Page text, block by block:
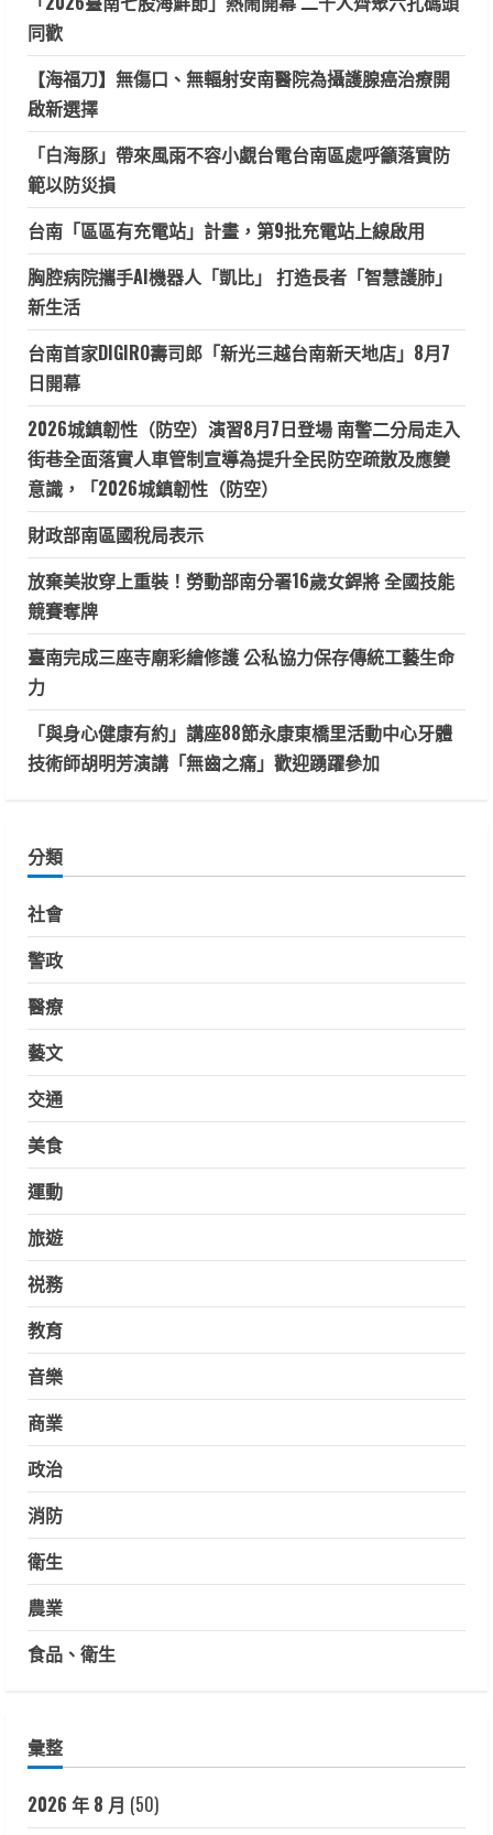
同歡
【海福刀】無傷口、無輻射安南醫院為攝護腺癌治療開
啟新選擇
「白海豚」帶來風雨不容小覷台電台南區處呼籲落實防
範以防災損
台南「區區有充電站」計畫，第9批充電站上線啟用
胸腔病院攜手AI機器人「凱比」 打造長者「智慧護肺」
新生活
台南首家DIGIRO壽司郎「新光三越台南新天地店」8月7
日開幕
2026城鎮韌性（防空）演習8月7日登場 南警二分局走入
街巷全面落實人車管制宣導為提升全民防空疏散及應變
意識，「2026城鎮韌性（防空）
財政部南區國稅局表示
放棄美妝穿上重裝！勞動部南分署16歲女銲將 全國技能
競賽奪牌
臺南完成三座寺廟彩繪修護 公私協力保存傳統工藝生命
力
「與身心健康有約」講座88節永康東橋里活動中心牙體
技術師胡明芳演講「無齒之痛」歡迎踴躍參加
分類
社會
警政
醫療
藝文
交通
美食
運動
旅遊
祱務
教育
音樂
商業
政治
消防
衛生
農業
食品、衛生
彙整
2026 年 8 月 (50)